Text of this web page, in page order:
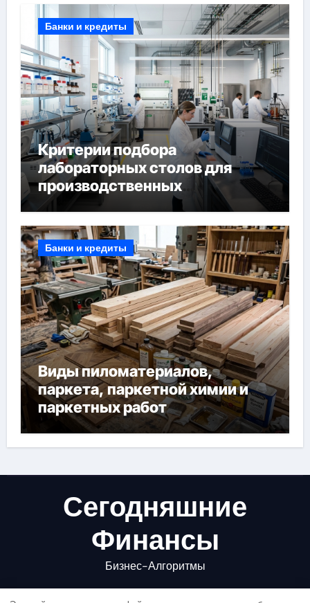
Банки и кредиты
Критерии подбора
лабораторных столов для
производственных
лабораторий
Банки и кредиты
Виды пиломатериалов,
паркета, паркетной химии и
паркетных работ
Сегодняшние
Финансы
Бизнес-Алгоритмы